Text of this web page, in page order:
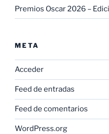
Premios Oscar 2026 –
META
Acceder
Feed de entradas
Feed de comentarios
WordPress.org